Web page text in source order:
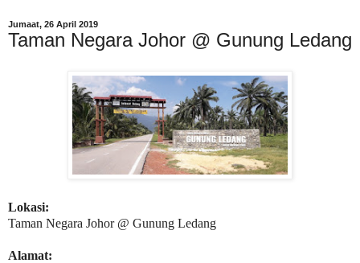
Jumaat, 26 April 2019
Taman Negara Johor @ Gunung Ledang
Lokasi:
Taman Negara Johor @ Gunung Ledang
Alamat: